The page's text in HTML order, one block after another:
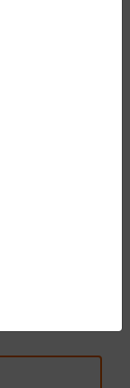
本語会話の練
を自分のペー